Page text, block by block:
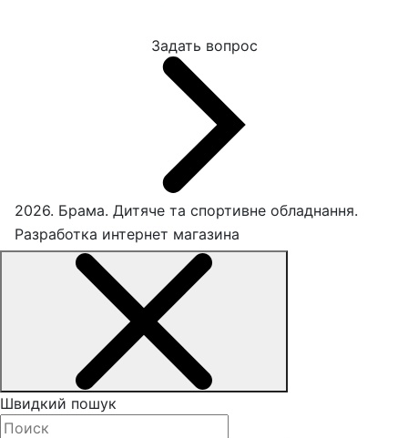
Задать вопрос
2026. Брама. Дитяче та спортивне обладнання.
Разработка интернет магазина
Швидкий пошук